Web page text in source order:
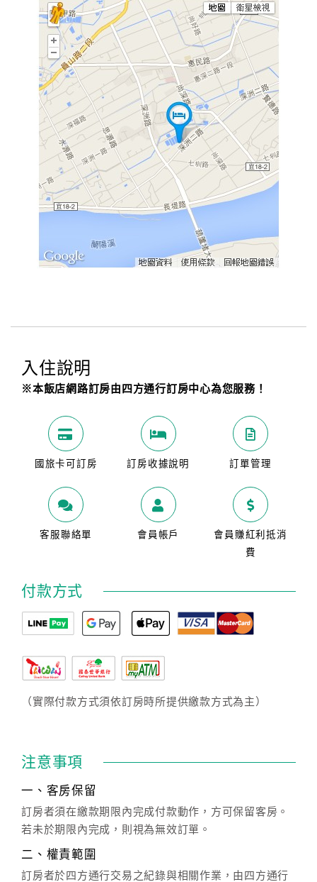
入住說明
※本飯店網路訂房由四方通行訂房中心為您服務！
國旅卡可訂房 訂房收據說明 訂單管理
客服聯絡單 會員帳戶
會員賺紅利抵消
費
付款方式
（實際付款方式須依訂房時所提供繳款方式為主）
注意事項
一、客房保留
訂房者須在繳款期限內完成付款動作，方可保留客房。
若未於期限內完成，則視為無效訂單。
二、權責範圍
訂房者於四方通行交易之紀錄與相關作業，由四方通行